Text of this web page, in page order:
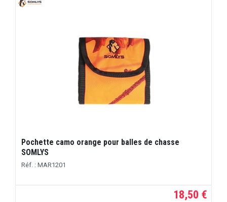
Pochette camo orange pour balles de chasse
SOMLYS
Réf. : MAR1201
18,50 €